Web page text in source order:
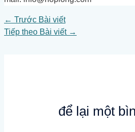
← Trước Bài viết
Tiếp theo Bài viết →
để lại một